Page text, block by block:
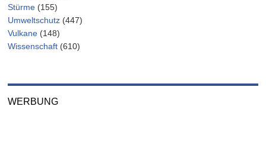
Stürme (155)
Umweltschutz (447)
Vulkane (148)
Wissenschaft (610)
WERBUNG